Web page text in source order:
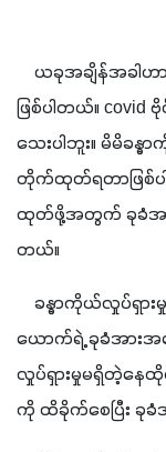
ယခုအချိန်အခါဟာ
ဖြစ်ပါတယ်။
သေးပါဘူး။ မိမိခန္
တိုက်ထုတ်ရတာဖြစ်ပ
ထုတ်ဖို့အတွက် ခုခံအာ
တယ်။
ခန္ဓာကိုယ်လှုပ်ရှား
ယောက်ရဲ့ ခုခံအား
လှုပ်ရှားမှုမရှိတဲ့နေထို
ကို ထိခိုက်စေပြီး ခုခံ